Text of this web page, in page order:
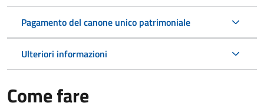
Pagamento del canone unico patrimoniale
Ulteriori informazioni
Come fare